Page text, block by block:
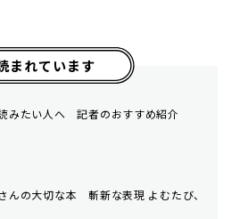
まれています
みたい人へ 記者のおすすめ紹介
んの大切な本 斬新な表現 よむたび、